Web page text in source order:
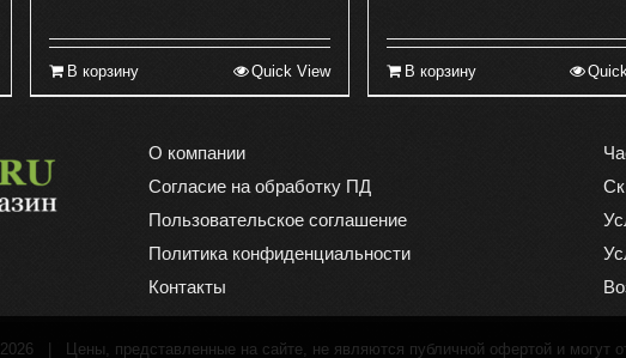
В корзину Quick View В корзину
О компании
Согласие на обработку ПД
Пользовательское соглашение
Политика конфиденциальности
Контакты
2026 | Цены, представленные на сайте, не являются публичной офертой и могут